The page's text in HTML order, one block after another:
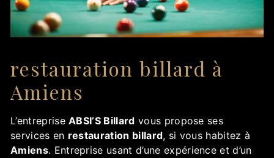
restauration billard à
Amiens
L’entrepriseABSI’S Billard vous propose ses
services en restauration billard, si vous habitez à
Amiens. Entreprise usant d’une expérience et d’un